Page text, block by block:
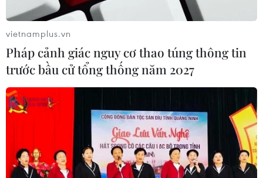
Ngày 12/1: Ghi nhận 16.135 ca nhiễm mới
COVID-19, 177 ca tử vong
Ngày 12/1, Việt Nam ghi nhận 16.135 ca nhiễm mới
COVID-19 tại 60 tỉnh, thành phố, trong đó Hà Nội dẫn
đầu với 2.948 ca nhiễm mới trong ngày. Số ca tử vong
vietnamplus.vn
Pháp cảnh giác nguy cơ thao túng thông tin
trước bầu cử tổng thống năm 2027